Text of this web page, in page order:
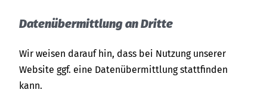
Datenübermittlung an Dritte
Wir weisen darauf hin, dass bei Nutzung unserer
Website ggf. eine Datenübermittlung stattfinden
kann.